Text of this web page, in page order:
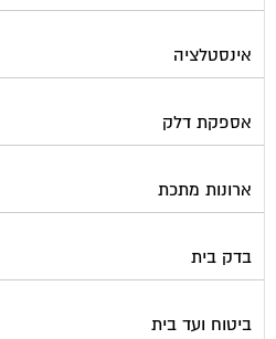
אינסטלציה
אספקת דלק
ארונות מתכת
בדק בית
ביטוח ועד בית